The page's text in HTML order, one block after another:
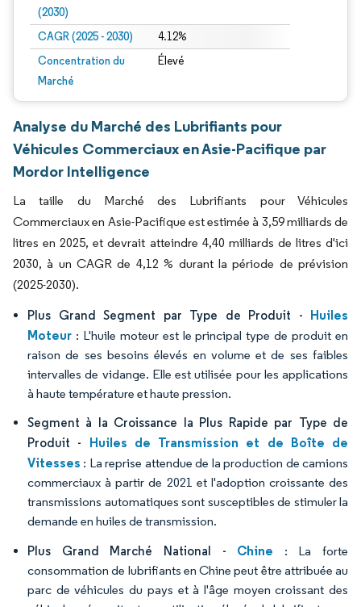
(2030)
CAGR (2025 - 2030) 4.12%
Concentration du
Marché
Élevé
Analyse du Marché des Lubrifiants pour
Véhicules Commerciaux en Asie-Pacifique par
Mordor Intelligence
La taille du Marché des Lubrifiants pour Véhicules
Commerciaux en Asie-Pacifique est estimée à 3,59 milliards de
litres en 2025, et devrait atteindre 4,40 milliards de litres d'ici
2030, à un CAGR de 4,12 % durant la période de prévision
(2025-2030).
Plus Grand Segment par Type de Produit - Huiles
Moteur : L'huile moteur est le principal type de produit en
raison de ses besoins élevés en volume et de ses faibles
intervalles de vidange. Elle est utilisée pour les applications
à haute température et haute pression.
Segment à la Croissance la Plus Rapide par Type de
Produit - Huiles de Transmission et de Boîte de
Vitesses : La reprise attendue de la production de camions
commerciaux à partir de 2021 et l'adoption croissante des
transmissions automatiques sont susceptibles de stimuler la
demande en huiles de transmission.
Plus Grand Marché National - Chine : La forte
consommation de lubrifiants en Chine peut être attribuée au
parc de véhicules du pays et à l'âge moyen croissant des